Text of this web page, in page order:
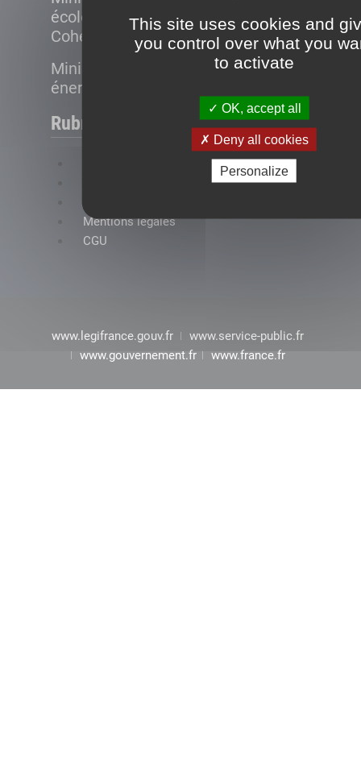
This site uses cookies and
you control over what you
to activate
OK, accept all
Deny all cookies
Personalize
écologique et de la
Cohésion des territoires
Ministère de la Transition
énergétique
Rubriques
Mentions légales
CGU
www.legifrance.gouv.fr
www.service-public.fr
www.gouvernement.fr
www.france.fr